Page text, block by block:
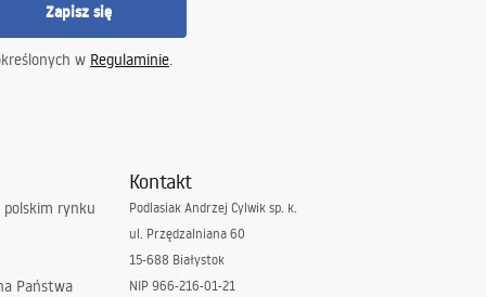
Zapisz się
w Regulaminie.
polskim rynku
Państwa
Kontakt
Podlasiak Andrzej Cylwik sp. k.
ul. Przędzalniana 60
15-688 Białystok
NIP 966-216-01-21